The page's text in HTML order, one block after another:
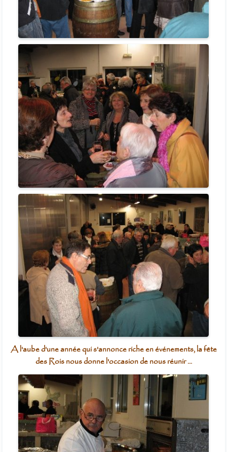
A l'aube d'une année qui s'annonce riche en événements, la fête
des Rois nous donne l'occasion de nous réunir ...